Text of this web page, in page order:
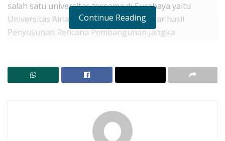
salah satu universitas ternama di Surabaya yaitu
Universitas Airlangga menggelar seminar hasil
Penyusunan Rencana Pembangunan Jangka
Panjang Daerah (RPJPD) Kabupaten Lembata.
Target Layanan Cuci Darah Hadir Oktober, Bupati
Lembata Percepat Akses Kesehatan Masyarakat
Continue Reading